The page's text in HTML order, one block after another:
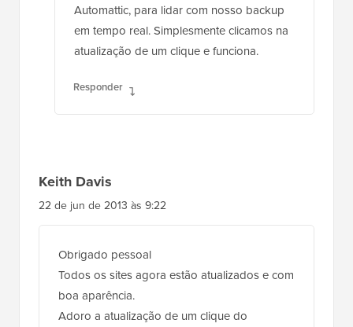
Automattic, para lidar com nosso backup
em tempo real. Simplesmente clicamos na
atualização de um clique e funciona.
Responder
Keith Davis
22 de jun de 2013 às 9:22
Obrigado pessoal
Todos os sites agora estão atualizados e com
boa aparência.
Adoro a atualização de um clique do